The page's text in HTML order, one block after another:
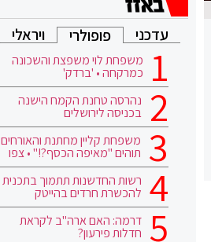
עדכני פופולרי ויראלי
משפחת לוי משפצת והשכונה
כמרקחה • 'ברדק'
נהרסה טחנת הקמח הישנה
בכניסה לירושלים
משפחת קליין מחתנת והאורחים
תוהים "מאיפה הכסף?!" • צפו
רשות החדשנות תתמוך בתכנית
להכשרת חרדים בהייטק
דרמה: האם ארה"ב לקראת
חדלות פירעון?